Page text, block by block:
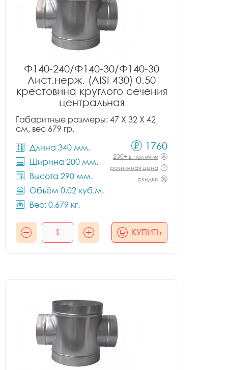
Ф140-240/Ф140-30/Ф140-30
Лист.нерж. (AISI 430) 0.50
крестовина круглого сечения
центральная
Габаритные размеры: 47 X 32 X 42
см, вес 679 гр.
Длина 340 мм.
Ширина 200 мм.
Высота 290 мм.
Объём 0.02 куб.м.
Вес: 0.679 кг.
1760
200+ в наличии
розничная цена
скидки
КУПИТЬ